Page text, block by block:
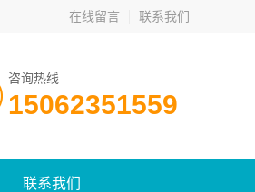
在线留言 联系我们
咨询热线
15062351559
联系我们